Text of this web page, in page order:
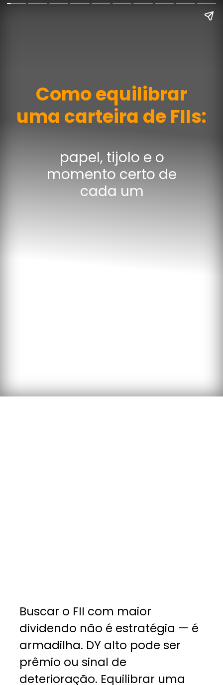
Como equilibrar
uma carteira de FIIs:
papel, tijolo e o
momento certo de
cada um
Buscar o FII com maior
dividendo não é estratégia — é
armadilha. DY alto pode ser
prêmio ou sinal de
deterioração. Equilibrar uma